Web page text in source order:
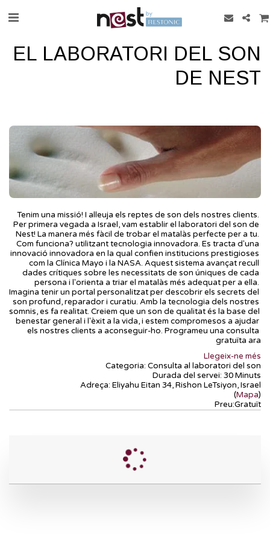
EL LABORATORI DEL SON
DE NEST
Tenim una missió! I alleuja els reptes de son dels nostres clients.
Per primera vegada a Israel, vam establir el laboratori del son de
Nest! La manera més fàcil de trobar el matalàs perfecte per a tu.
Com funciona? utilitzant tecnologia innovadora. Es tracta d'una
innovació innovadora en la qual confien institucions prestigioses
com la Clínica Mayo i la NASA. Aquest sistema avançat recull
dades crítiques sobre les necessitats de son úniques de cada
persona i l'orienta a triar el matalàs més adequat per a ella.
Imagina tenir un portal personalitzat per descobrir els secrets del
son profund, reparador i curatiu. Amb la tecnologia dels nostres
somnis, es fa realitat. Creiem que un son de qualitat és la base del
benestar general i l'èxit a la vida, i estem compromesos a ajudar
els nostres clients a aconseguir-ho. Programeu una consulta
gratuïta ara
Llegeix-ne més
Categoria: Consulta al laboratori del son
Durada del servei: 30 Minuts
Adreça: Eliyahu Eitan 34, Rishon LeTsiyon, Israel
(Mapa)
Preu:Gratuït